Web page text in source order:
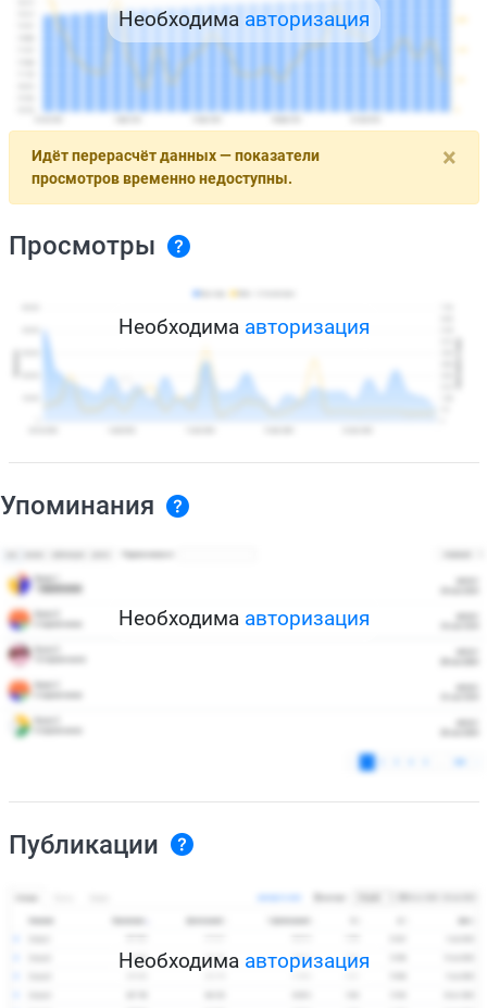
Необходима авторизация
×
Идёт перерасчёт данных — показатели
просмотров временно недоступны.
Просмотры
Необходима авторизация
Упоминания
Необходима авторизация
Публикации
Необходима авторизация